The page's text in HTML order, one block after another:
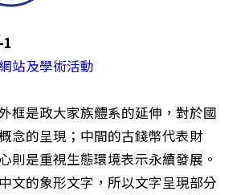
站及學術活動
框是政大家族體系的延伸，對於國
念的呈現；中間的古錢幣代表財
則是重視生態環境表示永續發展。
文的象形文字，所以文字呈現部分